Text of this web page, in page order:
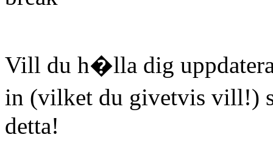
Vill du h�lla dig
in (vilket du givetvis vill!)
detta!